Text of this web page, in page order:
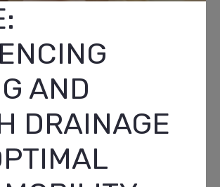
AND
DRAINAGE